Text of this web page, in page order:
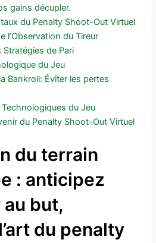
gains décupler.
du Penalty Shoot-Out Virtuel
l’Observation du Tireur
Stratégies de Pari
du Jeu
Bankroll: Éviter les pertes
du Jeu
du Penalty Shoot-Out Virtuel
du terrain
: anticipez
but,
du penalty